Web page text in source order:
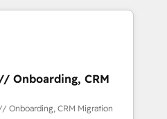
our growth-first
dominate their
web design, sales
with tech companies
2002, we are committed to
developing their
HubSpot through
seamless integration of
Onboarding, CRM
Onboarding, CRM Migration